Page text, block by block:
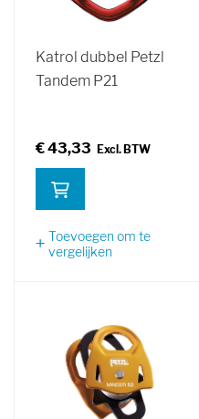
Katrol dubbel Petzl
Tandem P21
€ 43,33
Toevoegen om te
vergelijken